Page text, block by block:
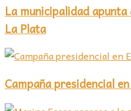
La municipalidad
La Plata
Campaña presidencial